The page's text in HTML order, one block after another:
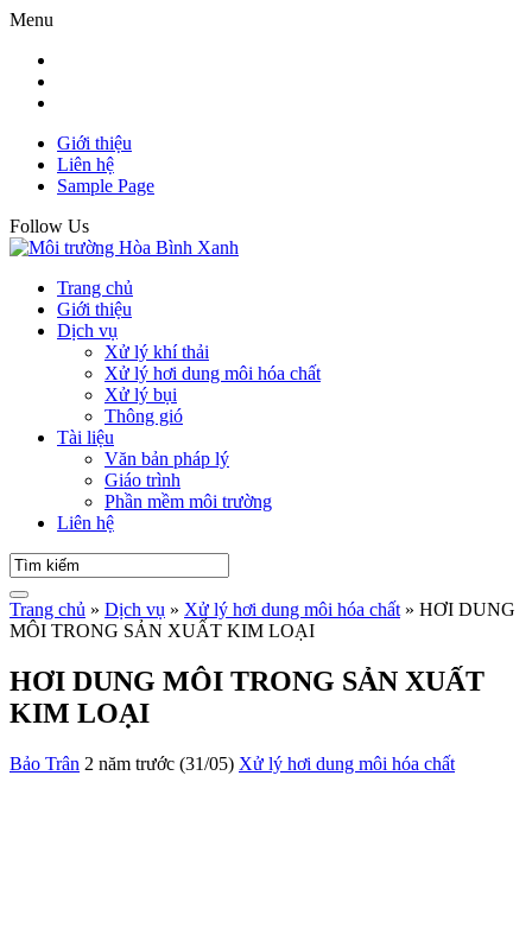
Menu
Giới thiệu
Liên hệ
Sample Page
Follow Us
Trang chủ
Giới thiệu
Dịch vụ
Xử lý khí thải
Xử lý hơi dung môi hóa chất
Xử lý bụi
Thông gió
Tài liệu
Văn bản pháp lý
Giáo trình
Phần mềm môi trường
Liên hệ
Trang chủ » Dịch vụ » Xử lý hơi dung môi hóa chất » HƠI DUNG
MÔI TRONG SẢN XUẤT KIM LOẠI
HƠI DUNG MÔI TRONG SẢN XUẤT
KIM LOẠI
Bảo Trân 2 năm trước (31/05) Xử lý hơi dung môi hóa chất